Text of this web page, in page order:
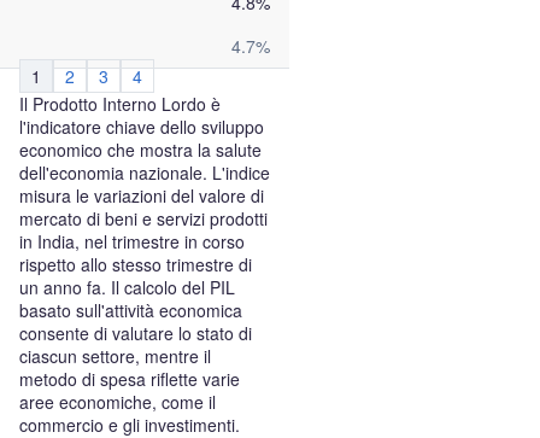
4.7%
1
2 3
4
Il Prodotto Interno Lordo è
l'indicatore chiave dello sviluppo
economico che mostra la salute
dell'economia nazionale. L'indice
misura le variazioni del valore di
mercato di beni e servizi prodotti
in India, nel trimestre in corso
rispetto allo stesso trimestre di
un anno fa. Il calcolo del PIL
basato sull'attività economica
consente di valutare lo stato di
ciascun settore, mentre il
metodo di spesa riflette varie
aree economiche, come il
commercio e gli investimenti.